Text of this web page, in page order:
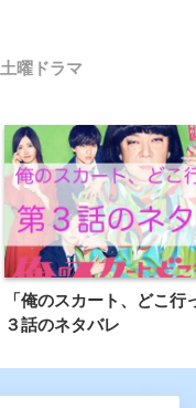
土曜ドラマ
「俺のスカート、どこ行
３話のネタバレ